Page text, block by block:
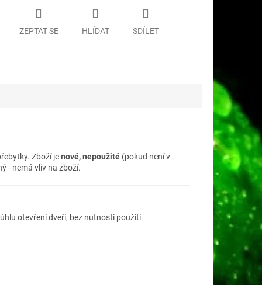
ZEPTAT SE HLÍDAT SDÍLET
Zboží jenové, nepoužité (pokud není v
- nemá vliv na zboží.
otevření dveří, bez nutnosti použití